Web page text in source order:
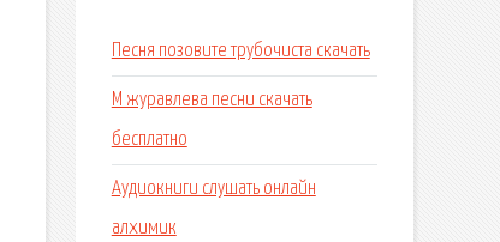
Песня позовите трубочиста скачать
М журавлева песни скачать
бесплатно
Аудиокниги слушать онлайн
алхимик